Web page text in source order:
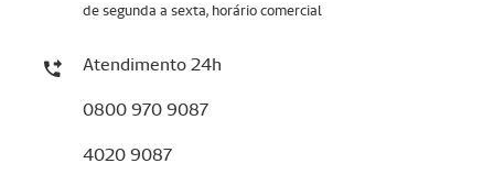
de segunda a sexta, horário comercial
Atendimento 24h
0800 970 9087
4020 9087